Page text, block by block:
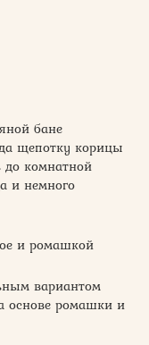
бане
щепотку корицы
до комнатной
и немного
и ромашкой
вариантом
основе ромашки и